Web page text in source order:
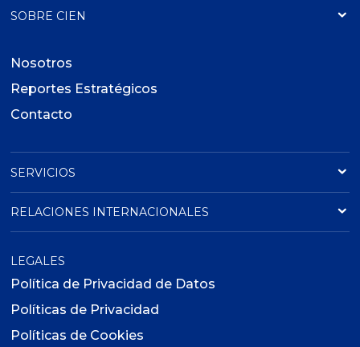
SOBRE CIEN
Nosotros
Reportes Estratégicos
Contacto
SERVICIOS
RELACIONES INTERNACIONALES
LEGALES
Política de Privacidad de Datos
Políticas de Privacidad
Políticas de Cookies